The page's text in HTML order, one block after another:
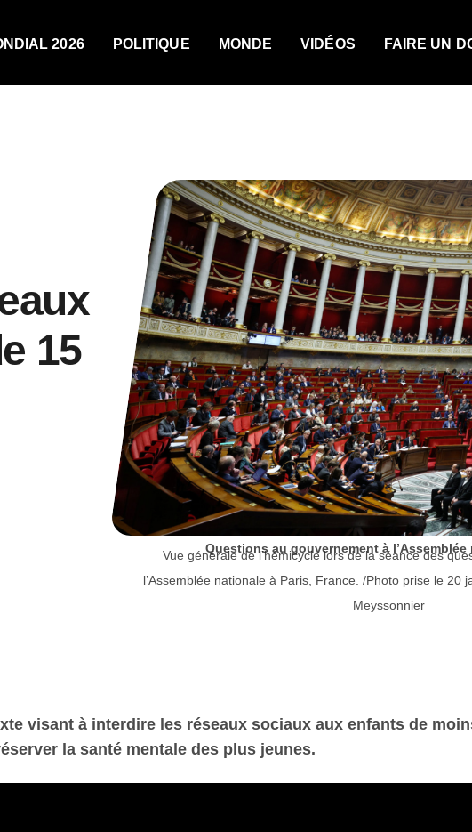
2026 POLITIQUE MONDE VIDÉOS FAIRE UN
15
Questions au gouvernement à l’Assemblée
Vue générale de l’hémicycle lors de la séance des
l’Assemblée nationale à Paris, France. /Photo prise le 20
Meyssonnier
visant à interdire les réseaux sociaux aux enfants de
la santé mentale des plus jeunes.